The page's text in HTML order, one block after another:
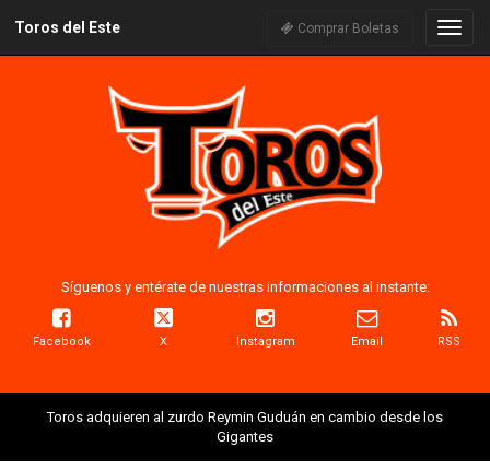
Toros del Este Comprar Boletas
Síguenos y entérate de nuestras informaciones al instante:
Facebook X Instagram Email RSS
Toros adquieren al zurdo Reymin Guduán en cambio desde los
Gigantes